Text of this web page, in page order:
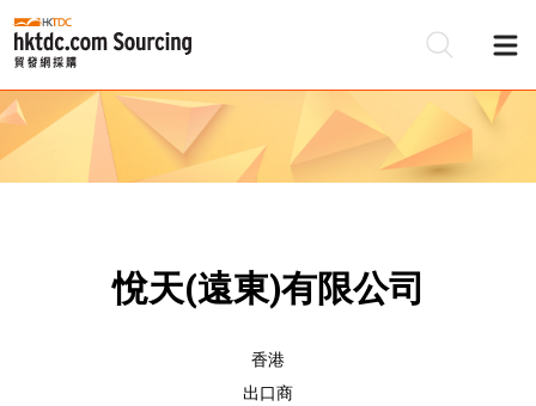
悅天(遠東)有限公司
香港
出口商